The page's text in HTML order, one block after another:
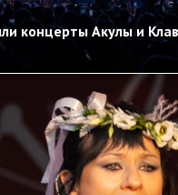
концерты Акулы и